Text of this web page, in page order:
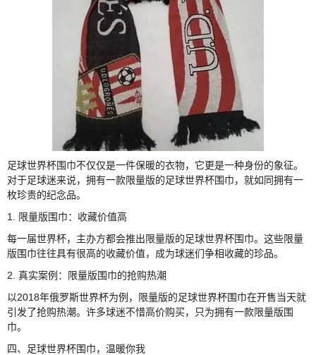
足球世界杯围巾不仅仅是一件保暖的衣物，它更是一种身份的象征。
对于足球迷来说，拥有一款限量版的足球世界杯围巾，就如同拥有一
枚珍贵的纪念品。
1. 限量版围巾：收藏价值高
每一届世界杯，主办方都会推出限量版的足球世界杯围巾。这些限量
版围巾往往具有很高的收藏价值，成为球迷们争相收藏的珍品。
2. 真实案例：限量版围巾的抢购热潮
以2018年俄罗斯世界杯为例，限量版的足球世界杯围巾在开售当天就
引发了抢购热潮。许多球迷不惜高价购买，只为拥有一款限量版围
巾。
四、足球世界杯围巾，温暖你我